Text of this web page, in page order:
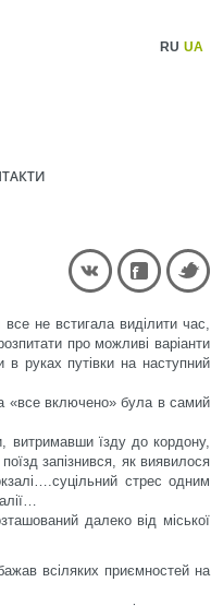
RU UA
не встигала виділити час,
про можливі варіанти
руках путівки на наступний
«все включено» була в самий
витримавши їзду до кордону,
запізнився, як виявилося
стрес одним
далеко від міської
всіляких приємностей на